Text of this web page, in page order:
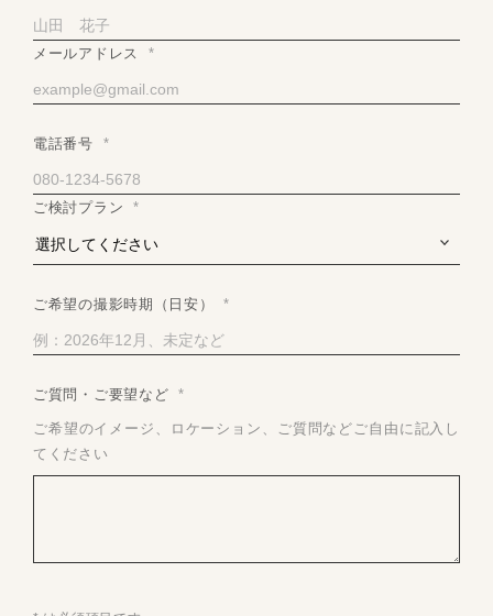
メールアドレス *
電話番号 *
ご検討プラン *
ご希望の撮影時期（日安） *
ご質問・ご要望など *
ご希望のイメージ、ロケーション、ご質問などご自由に記入し
てください